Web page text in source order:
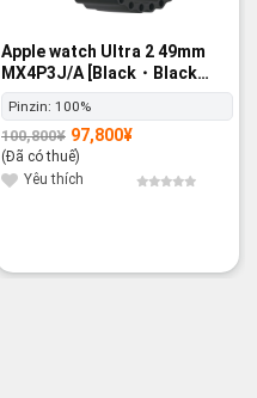
Apple watch Ultra 2 49mm
MX4P3J/A [Black・Black
Ocean Band] GPS+Cellular -
Nguyên hộp
Pinzin: 100%
100,800¥
Giá
gốc
là:
100,800¥.
97,800¥
Giá
hiện
tại
là:
97,800¥.
(Đã có thuế)
Yêu thích